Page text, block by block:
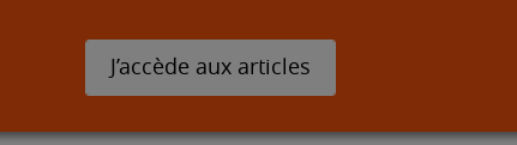
J’accède aux articles